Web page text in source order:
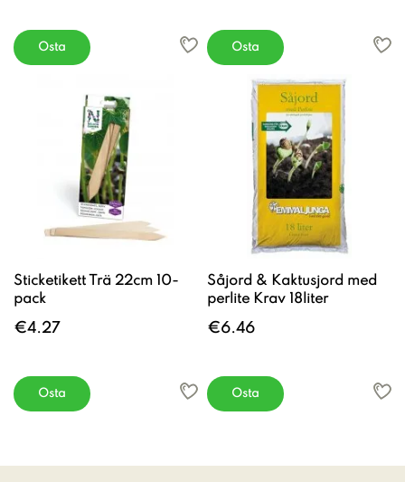
Osta Osta
Sticketikett Trä 22cm 10-
pack
€4.27
Osta
Såjord & Kaktusjord med
perlite Krav 18liter
€6.46
Osta